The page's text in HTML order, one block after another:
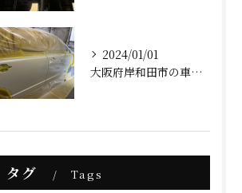
2024/01/01
大阪府岸和田市の車屋AFK(明けましておめでとうございます)
タグ Tags